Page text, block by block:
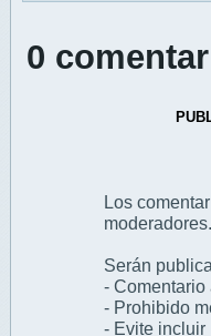
0
Los
moderadores.
Serán
- Comentario
- Prohibido
- Evite incluir